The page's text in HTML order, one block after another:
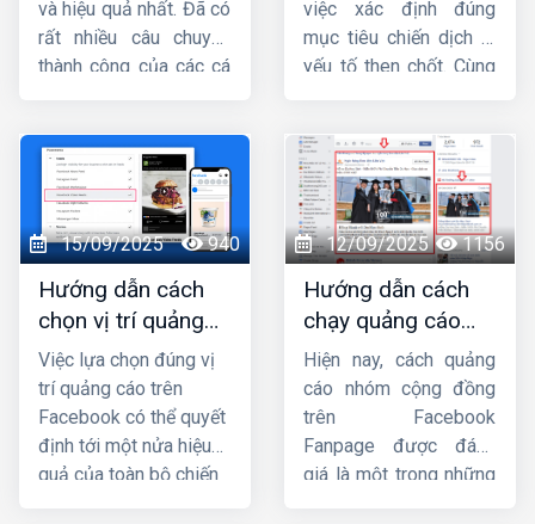
và hiệu quả nhất. Đã có
rất nhiều câu chuyện
thành công của các cá
lợi hại này. Facebook
luôn mở ra những cơ
hội bất tận cho tất cả
mọi người biết nắm bắt
đúng thời điểm. Vậy tại
sao nên quảng cáo
Facebook, thuê chạy
quảng cáo facebook
uy tín, chuyên nghiệp,
hiệu quả ở đâu ? Hãy
theo dõi ngay bài viết
này củaHIGđể có câu
việc xác định đúng
mục tiêu chiến dịch là
yếu tố then chốt. Cùng
tiêu chiến dịch quảng
cáo facebooktrong
bài viết này.
15/09/2025
940
Hướng dẫn cách
chọn vị trí quảng
cáo trên facebook
hiệu quả nhất
Việc lựa chọn đúng vị
trí quảng cáo trên
Facebook có thể quyết
định tới một nửa hiệu
quả của toàn bộ chiến
12/09/2025 1156
Hướng dẫn cách
chạy quảng cáo
group facebook
chi tiết từ A đến Z
Hiện nay, cách quảng
cáo nhóm cộng đồng
trên Facebook
Fanpage được đánh
giá là một trong những